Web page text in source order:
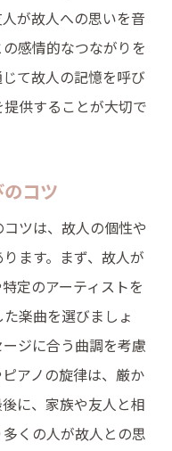
が故人への思いを音
感情的なつながりを
て故人の記憶を呼び
供することが大切で
コツ
ツは、故人の個性や
ます。まず、故人が
定のアーティストを
楽曲を選びましょ
ジに合う曲調を考慮
アノの旋律は、厳か
に、家族や友人と相
くの人が故人との思